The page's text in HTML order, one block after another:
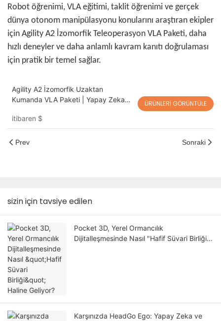
Robot öğrenimi, VLA eğitimi, taklit öğrenimi ve gerçek
dünya otonom manipülasyonu konularını araştıran ekipler
için Agility A2 İzomorfik Teleoperasyon VLA Paketi, daha
hızlı deneyler ve daha anlamlı kavram kanıtı doğrulaması
için pratik bir temel sağlar.
Agility A2 İzomorfik Uzaktan
Kumanda VLA Paketi | Yapay Zeka
Kavram Kanıtı Doğrulaması için Lider-
Takipçi Çift Kollu Robotik Platform
itibaren $
ÜRÜNLERI GÖRÜNTÜLE
Prev Sonraki
sizin için tavsiye edilen
Pocket 3D, Yerel Ormancılık
Dijitalleşmesinde Nasıl "Hafif Süvari Birliği"
Karşınızda HeadGo Ego: Yapay Zeka ve